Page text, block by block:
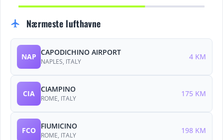
flight Nærmeste lufthavne
NAP CAPODICHINO AIRPORT
NAPLES, ITALY
4 KM
CIA CIAMPINO
ROME, ITALY
175 KM
FCO FIUMICINO
ROME, ITALY
198 KM